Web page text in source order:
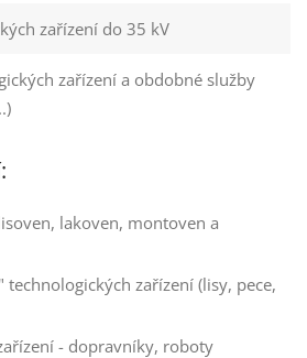
zařízení do 35 kV
zařízení a obdobné služby
lakoven, montoven a
technologických zařízení (lisy, pece,
- dopravníky, roboty